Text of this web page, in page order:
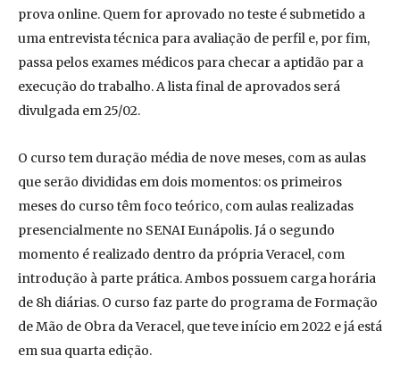
prova online. Quem for aprovado no teste é submetido a
uma entrevista técnica para avaliação de perfil e, por fim,
passa pelos exames médicos para checar a aptidão par a
execução do trabalho. A lista final de aprovados será
divulgada em 25/02.
O curso tem duração média de nove meses, com as aulas
que serão divididas em dois momentos: os primeiros
meses do curso têm foco teórico, com aulas realizadas
presencialmente no SENAI Eunápolis. Já o segundo
momento é realizado dentro da própria Veracel, com
introdução à parte prática. Ambos possuem carga horária
de 8h diárias. O curso faz parte do programa de Formação
de Mão de Obra da Veracel, que teve início em 2022 e já está
em sua quarta edição.